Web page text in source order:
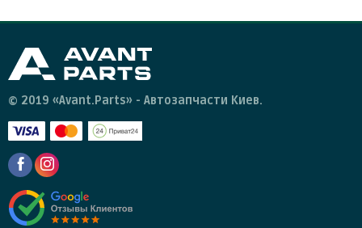
© 2019 «Avant.Parts» - Автозапчасти Киев.